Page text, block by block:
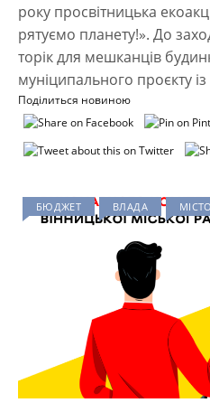
року просвітницька
рятуємо планету!». До
торік для мешканців
муніципального проєкту
Поділиться новиною
БЮДЖЕТ ВЛАДА МІСТО